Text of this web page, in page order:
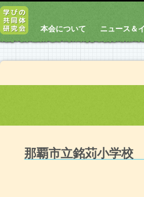
本会について ニュース＆
那覇市立銘苅小学校